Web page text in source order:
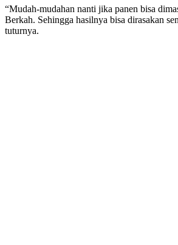
“Mudah-mudahan nanti jika panen bisa
Berkah. Sehingga hasilnya bisa dirasakan
tuturnya.